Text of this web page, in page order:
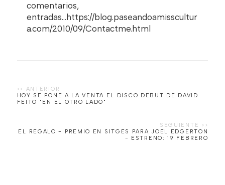
comentarios,
entradas...https://blog.paseandoamisscultur
a.com/2010/09/Contactme.html
HOY SE PONE A LA VENTA EL DISCO DEBUT DE DAVID
FEITO "EN EL OTRO LADO"
EL REGALO - PREMIO EN SITGES PARA JOEL EDGERTON